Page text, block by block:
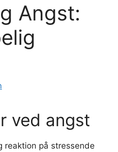
Angst:
ved angst
reaktion på stressende